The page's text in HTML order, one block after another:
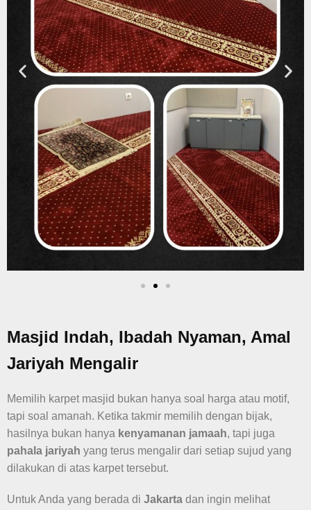
Masjid Indah, Ibadah Nyaman, Amal
Jariyah Mengalir
Memilih karpet masjid bukan hanya soal harga atau motif,
tapi soal amanah. Ketika takmir memilih dengan bijak,
hasilnya bukan hanya kenyamanan jamaah, tapi juga
pahala jariyah yang terus mengalir dari setiap sujud yang
dilakukan di atas karpet tersebut.
Untuk Anda yang berada di Jakarta dan ingin melihat